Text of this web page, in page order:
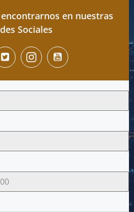
en nuestras
Sociales